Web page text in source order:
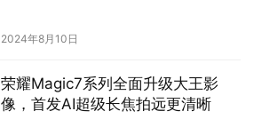
2024年8月10日
荣耀Magic7系列全面升级大王影
像，首发AI超级长焦拍远更清晰